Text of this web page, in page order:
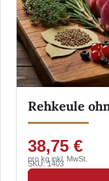
Rehkeule
38,75 €
pro kg inkl. MwSt.
SKU: 1403